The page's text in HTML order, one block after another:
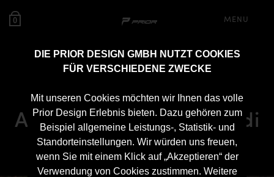
DIE PRIOR DESIGN GMBH NUTZT COOKIES
FÜR VERSCHIEDENE ZWECKE
Mit unseren Cookies möchten wir Ihnen das volle
Prior Design Erlebnis bieten. Dazu gehören zum
Beispiel allgemeine Leistungs-, Statistik- und
Standorteinstellungen. Wir würden uns freuen,
wenn Sie mit einem Klick auf „Akzeptieren“ der
Verwendung von Cookies zustimmen. Weitere
0 MENU
PDA500 Widebody
Aerodynamik-Kit für Audi
A5 B5 Coupé